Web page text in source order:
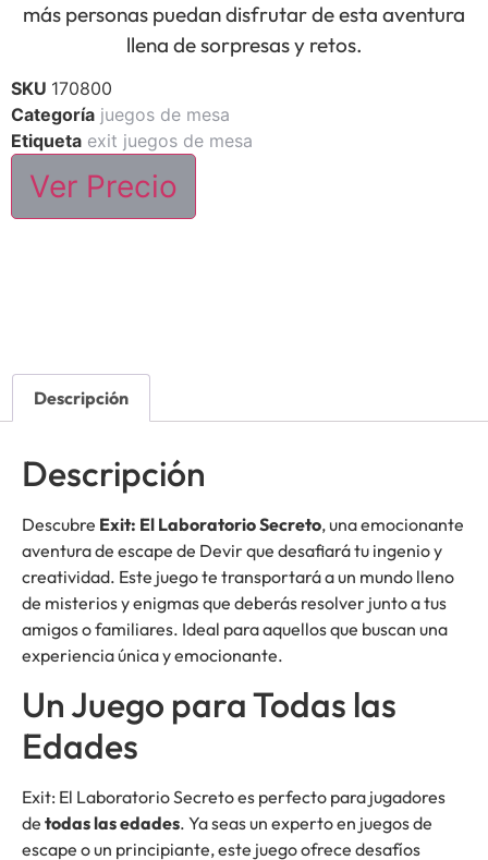
más personas puedan disfrutar de esta aventura
llena de sorpresas y retos.
SKU 170800
Categoría juegos de mesa
Etiqueta exit juegos de mesa
Ver Precio
Descripción
Descripción
Descubre Exit: El Laboratorio Secreto, una emocionante
aventura de escape de Devir que desafiará tu ingenio y
creatividad. Este juego te transportará a un mundo lleno
de misterios y enigmas que deberás resolver junto a tus
amigos o familiares. Ideal para aquellos que buscan una
experiencia única y emocionante.
Un Juego para Todas las
Edades
Exit: El Laboratorio Secreto es perfecto para jugadores
de todas las edades. Ya seas un experto en juegos de
escape o un principiante, este juego ofrece desafíos